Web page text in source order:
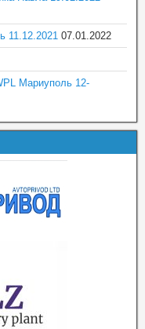
11.12.2021 07.01.2022
Мариуполь 12-